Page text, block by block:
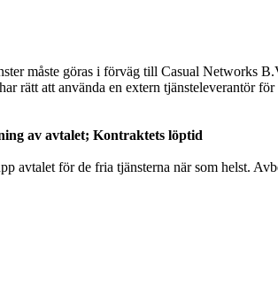
måste göras i förväg till Casual Networks
rätt att använda en extern tjänsteleverantör
av avtalet; Kontraktets löptid
avtalet för de fria tjänsterna när som helst.